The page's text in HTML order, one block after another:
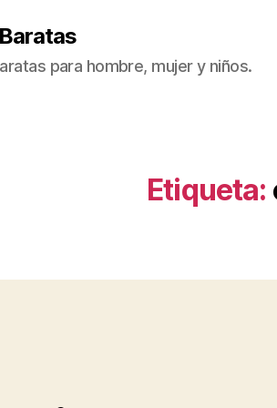
para hombre, mujer y niños.
Etiqueta: